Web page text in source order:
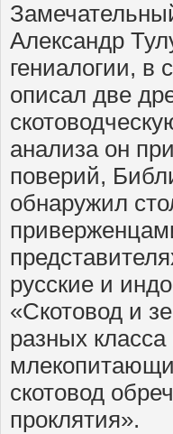
Александр
гениалогии, в
описал две
анализа он
поверий,
обнаружил
русские и
«Скотовод и
разных
скотовод
проклятия».